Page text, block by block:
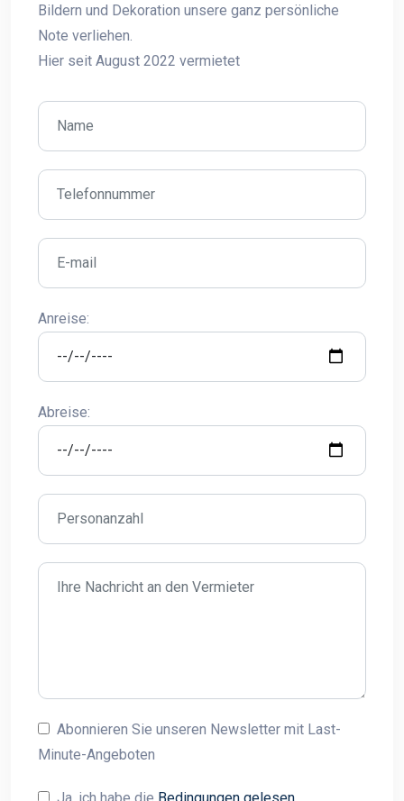
Bildern und Dekoration unsere ganz persönliche
Note verliehen.
Hier seit August 2022 vermietet
Anreise:
Abreise:
Abonnieren Sie unseren Newsletter mit Last-
Minute-Angeboten
Ja, ich habe die Bedingungen gelesen